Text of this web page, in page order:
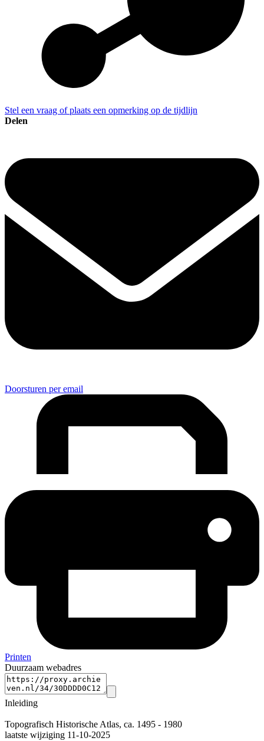
Stel een vraag of plaats een opmerking op de tijdlijn
Delen
Doorsturen per email
Printen
Duurzaam webadres
Inleiding
Topografisch Historische Atlas, ca. 1495 - 1980
laatste wijziging 11-10-2025